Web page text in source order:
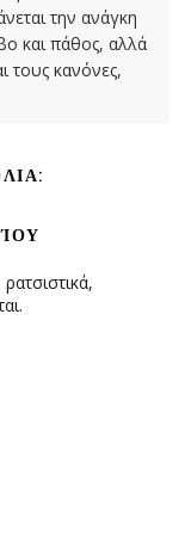
την ανάγκη
και πάθος, αλλά
τους κανόνες,